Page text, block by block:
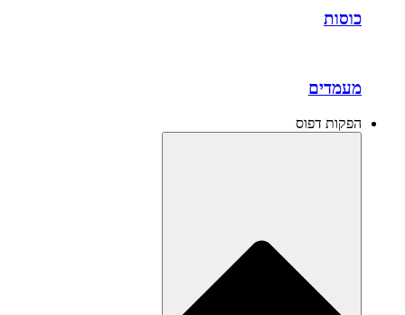
כוסות
מעמדים
הפקות דפוס